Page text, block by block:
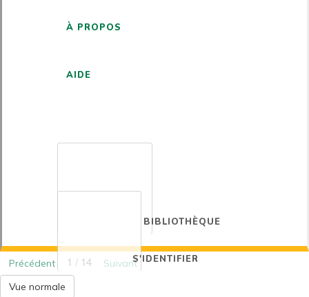
À PROPOS
AIDE
BIBLIOTHÈQUE
S'IDENTIFIER
Précédent 1 / 14
Suivant
Vue normale